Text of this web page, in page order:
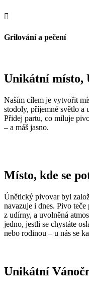

Grilování a pečení
Unikátní místo,
Naším cílem je vytvořit
stodoly, příjemné světlo a
Přidej partu, co miluje
– a máš jasno.
Místo, kde se
Únětický pivovar byl
navazuje i dnes. Pivo
z udírny, a uvolněná
jedno, jestli se chystáte
nebo rodinou – u nás se
Unikátní